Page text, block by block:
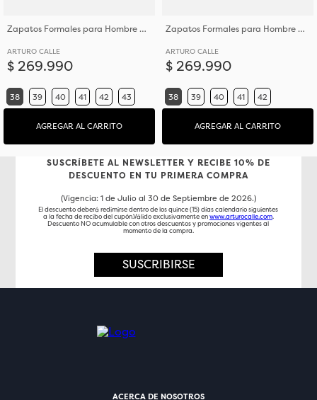
Zapatos Formales para Hombre Calce Elegante en Cuero
ARTURO CALLE
$ 269.990
38 39 40 41 42 43
AGREGAR AL CARRITO
Zapatos Formales para Hombre Calce Elegante en Cuero
ARTURO CALLE
$ 269.990
38 39 40 41 42
AGREGAR AL CARRITO
SUSCRÍBETE AL NEWSLETTER Y RECIBE 10% DE
DESCUENTO EN TU PRIMERA COMPRA
(Vigencia: 1 de Julio al 30 de Septiembre de 2026.)
El descuento deberá redimirse dentro de los quince (15) días calendario siguientes
a la fecha de recibo del cupón.Válido exclusivamente enwww.arturocalle.com.
Descuento NO acumulable con otros descuentos y promociones vigentes al
momento de la compra.
SUSCRIBIRSE
ACERCA DE NOSOTROS